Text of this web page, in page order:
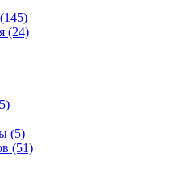
(145)
(24)
(5)
(51)